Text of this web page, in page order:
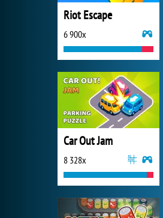
Riot Escape
6 900x
Car Out Jam
8 328x